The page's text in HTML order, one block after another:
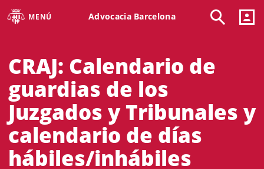
MENÚ Advocacia Barcelona
CRAJ: Calendario de
guardias de los
Juzgados y Tribunales y
calendario de días
hábiles/inhábiles